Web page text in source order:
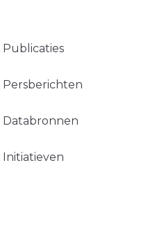
Publicaties
Persberichten
Databronnen
Initiatieven